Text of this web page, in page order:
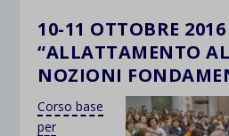
10-11 OTTOBRE 2016
“ALLATTAMENTO
NOZIONI
Corso base
per